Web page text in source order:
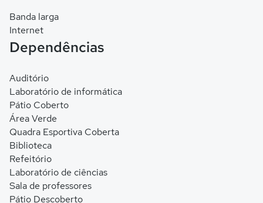
Banda larga
Internet
Dependências
Auditório
Laboratório de informática
Pátio Coberto
Área Verde
Quadra Esportiva Coberta
Biblioteca
Refeitório
Laboratório de ciências
Sala de professores
Pátio Descoberto